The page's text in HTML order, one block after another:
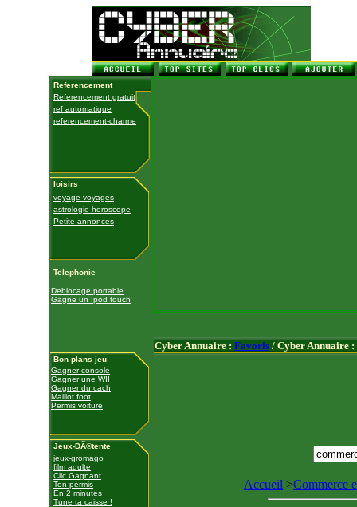
Referencement
Referencement gratuit
ref automatique
referencement-charme
loisirs
voyage-voyages
astrologie-horoscope
Petite annonces
Telephonie
Deblocage portable
Gagne un Ipod touch
Bon plans jeu
Gagner console
Gagner une WII
Gagner du cach
Maillot foot
Permis voiture
Jeux-DÃ©tente
jeux-gromago
film adulte
Clic Gagnant
Ton permis
En 2 minutes
Tune ta caisse !
Cyber Annuaire : Favoris / Cyber Annuaire :
Accueil >Commerce